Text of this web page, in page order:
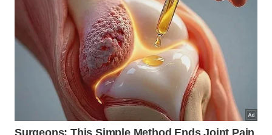
Alguns hábitos simples no dia a dia ajudam a
preservar a cura por mais tempo, mantendo a
superfície protegida e pronta para o uso constante:
Aplicar uma película muito fina de óleo após a
secagem, principalmente na parte interna.
Guardar em local seco, com a tampa ligeiramente
entreaberta para favorecer a circulação de ar.